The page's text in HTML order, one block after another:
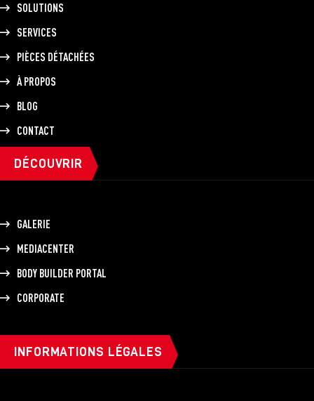
SOLUTIONS
SERVICES
PIÈCES DÉTACHÉES
À PROPOS
BLOG
CONTACT
DÉCOUVRIR
GALERIE
MEDIACENTER
BODY BUILDER PORTAL
CORPORATE
INFORMATIONS LÉGALES